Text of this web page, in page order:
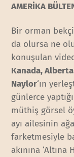
AMERİKA
Bir orman
da olursa ne
konuşulan
Kanada,
Naylor‘ın
günlerce
müthiş görsel
ayı ailesinin
farketmesiyle
akınına